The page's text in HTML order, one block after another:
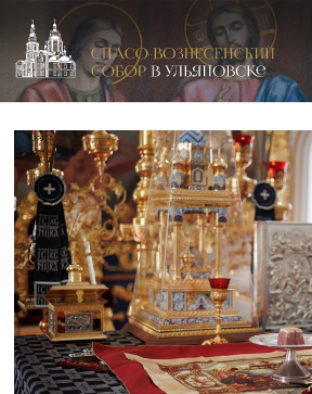
Спасо-Вознесенский кафедральный